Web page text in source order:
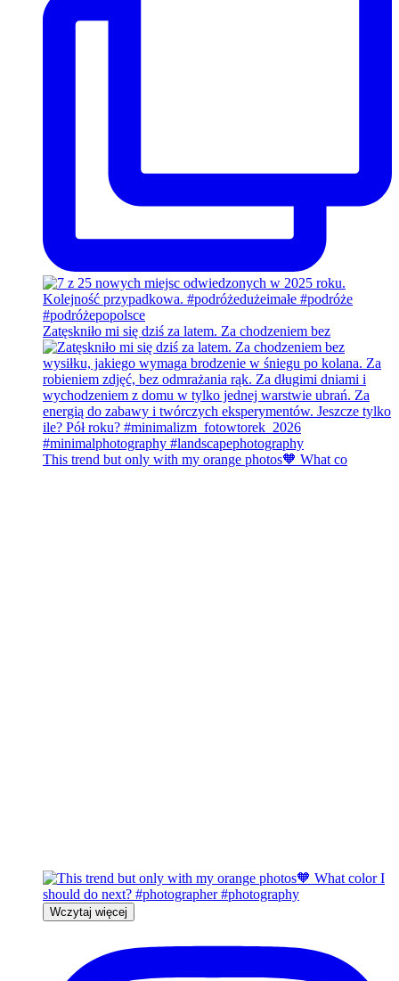
Zatęskniło mi się dziś za latem. Za chodzeniem bez
This trend but only with my orange photos🧡 What co
Wczytaj więcej